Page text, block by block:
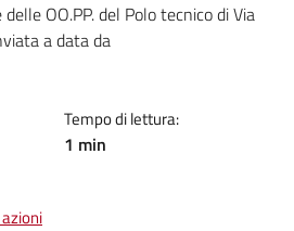
OO.PP. del Polo tecnico di Via
a data da
Tempo di lettura:
1 min